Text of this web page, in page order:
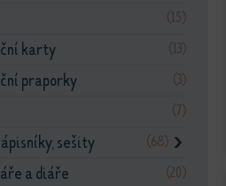
(15)
karty (13)
praporky (3)
(7)
sešity (68) ❯
a diáře (20)